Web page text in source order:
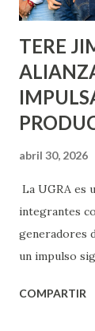
TERE
abril 30, 2026
La UGRA es
integrantes
generadores
un impulso
muestra de
COMPARTIR